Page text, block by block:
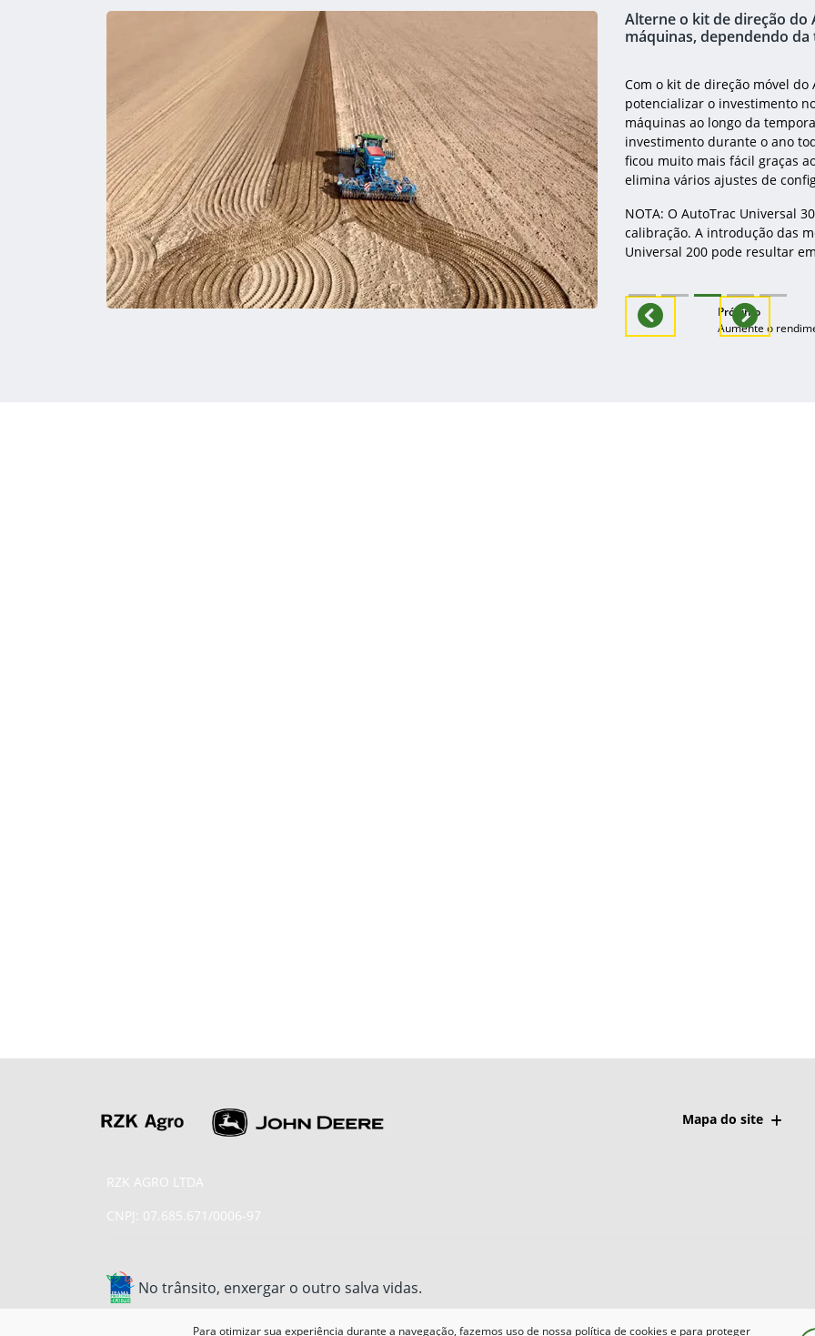
Alterne o kit de direção do
máquinas, dependendo
Com o kit de direção móvel
potencializar o investimento
máquinas ao longo da
investimento durante o ano
ficou muito mais fácil graças
elimina vários ajustes de
NOTA: O AutoTrac Universal
calibração. A introdução das
Universal 200 pode resultar
Próximo
Aumente o
Previous Next
Mapa do site
RZK AGRO LTDA
CNPJ: 07.685.671/0006-97
No trânsito, enxergar o outro salva vidas.
Para otimizar sua experiência durante a navegação, fazemos uso de nossa política de cookies e para proteger